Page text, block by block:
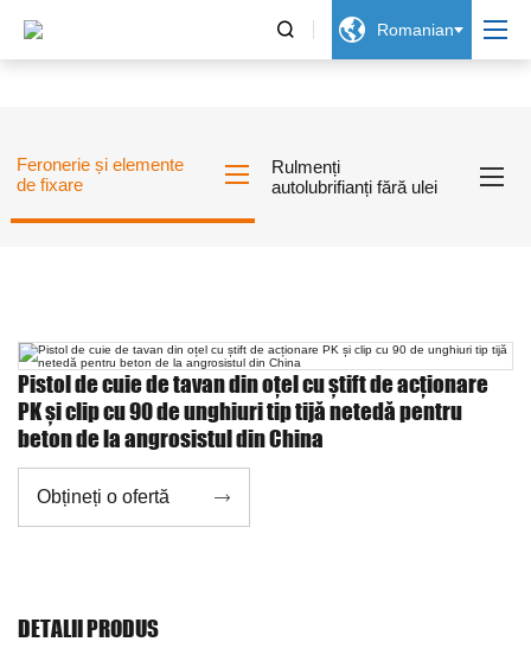
  Romanian
Feronerie și elemente
de fixare
Rulmenți
autolubrifianți fără ulei
Pistol de cuie de tavan din oțel cu știft de acționare
PK și clip cu 90 de unghiuri tip tijă netedă pentru
beton de la angrosistul din China
Obțineți o ofertă 
DETALII PRODUS